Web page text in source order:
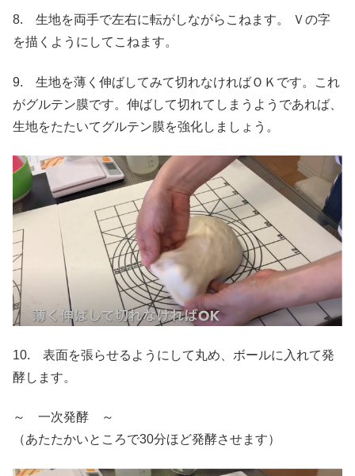
8. 生地を両手で左右に転がしながらこねます。 Ｖの字
を描くようにしてこねます。
9. 生地を薄く伸ばしてみて切れなければＯＫです。これ
がグルテン膜です。伸ばして切れてしまうようであれば、
生地をたたいてグルテン膜を強化しましょう。
10. 表面を張らせるようにして丸め、ボールに入れて発
酵します。
～ 一次発酵 ～
（あたたかいところで30分ほど発酵させます）